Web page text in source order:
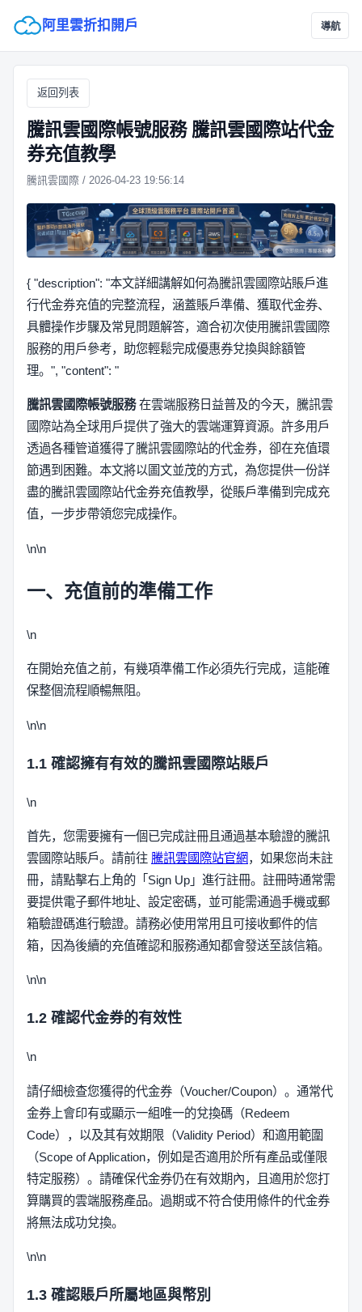
阿里雲折扣開戶 導航
返回列表
騰訊雲國際帳號服務 騰訊雲國際站代金
券充值教學
騰訊雲國際 / 2026-04-23 19:56:14
{ "description": "本文詳細講解如何為騰訊雲國際站賬戶進
行代金券充值的完整流程，涵蓋賬戶準備、獲取代金券、
具體操作步驟及常見問題解答，適合初次使用騰訊雲國際
服務的用戶參考，助您輕鬆完成優惠券兌換與餘額管
理。", "content": "
騰訊雲國際帳號服務在雲端服務日益普及的今天，騰訊雲
國際站為全球用戶提供了強大的雲端運算資源。許多用戶
透過各種管道獲得了騰訊雲國際站的代金券，卻在充值環
節遇到困難。本文將以圖文並茂的方式，為您提供一份詳
盡的騰訊雲國際站代金券充值教學，從賬戶準備到完成充
值，一步步帶領您完成操作。
\n\n
一、充值前的準備工作
\n
在開始充值之前，有幾項準備工作必須先行完成，這能確
保整個流程順暢無阻。
\n\n
1.1 確認擁有有效的騰訊雲國際站賬戶
\n
首先，您需要擁有一個已完成註冊且通過基本驗證的騰訊
雲國際站賬戶。請前往 騰訊雲國際站官網 ，如果您尚未註
冊，請點擊右上角的「Sign Up」進行註冊。註冊時通常需
要提供電子郵件地址、設定密碼，並可能需通過手機或郵
箱驗證碼進行驗證。請務必使用常用且可接收郵件的信
箱，因為後續的充值確認和服務通知都會發送至該信箱。
\n\n
1.2 確認代金券的有效性
\n
請仔細檢查您獲得的代金券（Voucher/Coupon）。通常代
金券上會印有或顯示一組唯一的兌換碼（Redeem
Code），以及其有效期限（Validity Period）和適用範圍
（Scope of Application，例如是否適用於所有產品或僅限
特定服務）。請確保代金券仍在有效期內，且適用於您打
算購買的雲端服務產品。過期或不符合使用條件的代金券
將無法成功兌換。
\n\n
1.3 確認賬戶所屬地區與幣別